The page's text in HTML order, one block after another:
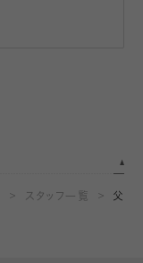
スタッフ一覧
父